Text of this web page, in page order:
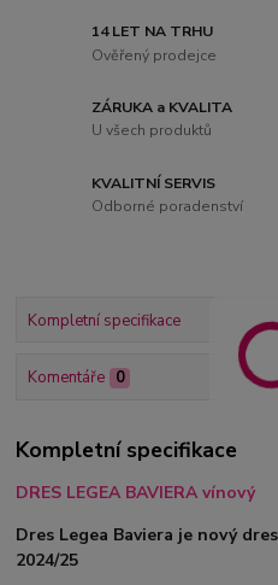
14 LET NA TRHU
Ověřený prodejce
ZÁRUKA a KVALITA
U všech produktů
KVALITNÍ SERVIS
Odborné poradenství
Kompletní specifikace
Komentáře 0
Kompletní specifikace
DRES LEGEA BAVIERA vínový
Dres Legea Baviera je nový
2024/25